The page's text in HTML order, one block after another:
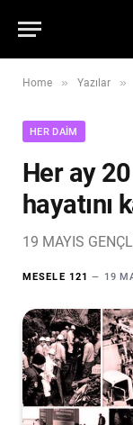
Home » Yazılar »
HER DAIM
Her ay
hayatını
19 MAYIS
MESELE 121 19